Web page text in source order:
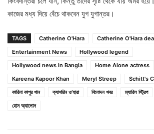
কাজের মধ্য দিয়ে বেঁচে থাকবেন যুগ যুগান্তর।
TAGS Catherine O'Hara
Catherine O'Hara
Entertainment News
Hollywood legend
Hollywood news in Bangla
Home Alone actress
Kareena Kapoor Khan
Meryl Streep Schitt's
কারিনা কাপুর খান
ক্যাথরিন ও’হারা বিনোদন খবর ম্যারিল স্ট্রিপ
হোম অ্যালোন